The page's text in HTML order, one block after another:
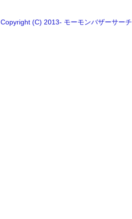
Copyright (C) 2013- モーモンバザーサーチ.